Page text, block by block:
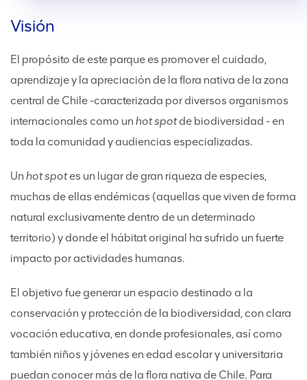
Visión
El propósito de este parque es promover el cuidado,
aprendizaje y la apreciación de la flora nativa de la zona
central de Chile -caracterizada por diversos organismos
internacionales como un hot spotde biodiversidad - en
toda la comunidad y audiencias especializadas.
Un hot spotes un lugar de gran riqueza de especies,
muchas de ellas endémicas (aquellas que viven de forma
natural exclusivamente dentro de un determinado
territorio) y donde el hábitat original ha sufrido un fuerte
impacto por actividades humanas.
El objetivo fue generar un espacio destinado a la
conservación y protección de la biodiversidad, con clara
vocación educativa, en donde profesionales, así como
también niños y jóvenes en edad escolar y universitaria
puedan conocer más de la flora nativa de Chile. Para